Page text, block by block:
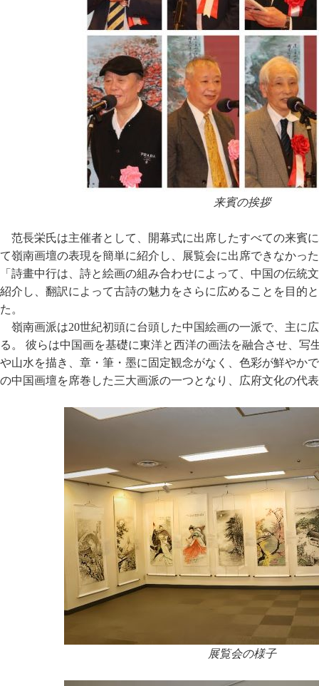
来賓の挨拶
范長栄氏は主催者として、開幕式に出席したすべての来賓
て嶺南画壇の表現を簡単に紹介し、展覧会に出席できなかっ
「詩畫中行は、詩と絵画の組み合わせによって、中国の伝統
紹介し、翻訳によって古詩の魅力をさらに広めることを目的
た。
嶺南画派は20世紀初頭に台頭した中国絵画の一派で、主に
る。 彼らは中国画を基礎に東洋と西洋の画法を融合させ、写
や山水を描き、章・筆・墨に固定観念がなく、色彩が鮮やか
の中国画壇を席巻した三大画派の一つとなり、広府文化の代
展覧会の様子